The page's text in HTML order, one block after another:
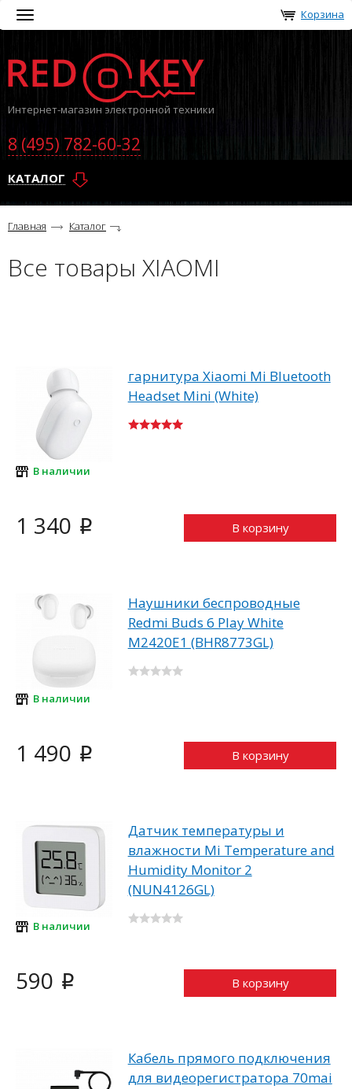
Toggle
navigation
Корзина
Интернет-магазин электронной техники
8 (495) 782-60-32
КАТАЛОГ
Главная Каталог
Все товары XIAOMI
В наличии
гарнитура Xiaomi Mi Bluetooth
Headset Mini (White)
1 340 i В корзину
В наличии
Наушники беспроводные
Redmi Buds 6 Play White
M2420E1 (BHR8773GL)
1 490 i В корзину
В наличии
Датчик температуры и
влажности Mi Temperature and
Humidity Monitor 2
(NUN4126GL)
590 i В корзину
Кабель прямого подключения
для видеорегистратора 70mai